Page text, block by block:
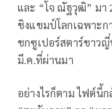
และ “โจ ณัฐวุฒิ” มา
ชิงแชมป์โลกเฉพาะก
ชกซูเปอร์สตาร์ชาวญี่
มี.ค.ที่ผ่านมา
อย่างไรก็ตาม ไฟต์นี้